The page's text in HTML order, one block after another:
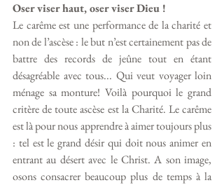
Oser viser haut, oser viser Dieu !
Le carême est une performance de la charité et
non de l’ascèse : le but n’est certainement pas de
battre des records de jeûne tout en étant
désagréable avec tous... Qui veut voyager loin
ménage sa monture! Voilà pourquoi le grand
critère de toute ascèse est la Charité. Le carême
est là pour nous apprendre à aimer toujours plus
: tel est le grand désir qui doit nous animer en
entrant au désert avec le Christ. A son image,
osons consacrer beaucoup plus de temps à la